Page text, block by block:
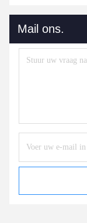
Mail ons.